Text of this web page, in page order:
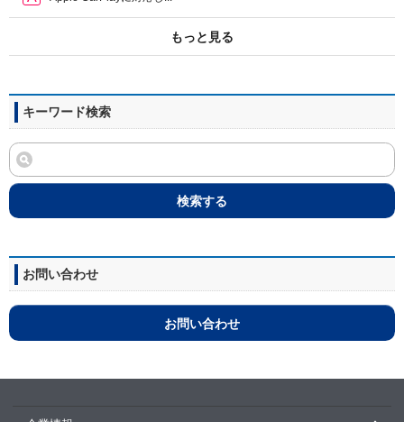
もっと見る
キーワード検索
検索する
お問い合わせ
お問い合わせ